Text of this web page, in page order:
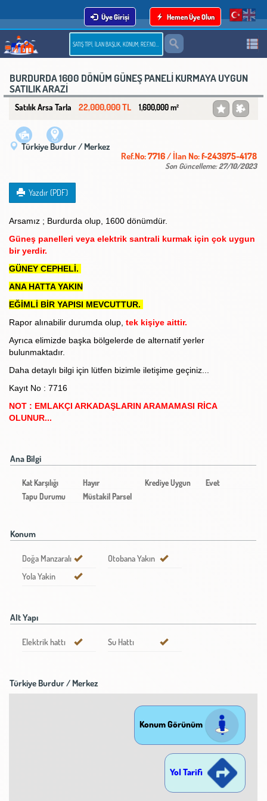
Hemen Üye Olun
Üye Girişi
BURDURDA 1600 DÖNÜM GÜNEŞ PANELİ KURMAYA UYGUN
SATILIK ARAZİ
Satılık Arsa Tarla 22,000,000 TL 1,600,000 m²
Türkiye Burdur / Merkez
Ref.No:7716/ İlan No:f-243975-4178
Son Güncelleme:27/10/2023
Yazdır (PDF)
Arsamız ; Burdurda olup, 1600 dönümdür.
Güneş panelleri veya elektrik santrali kurmak için çok uygun
bir yerdir.
GÜNEY CEPHELİ.
ANA HATTA YAKIN
EĞİMLİ BİR YAPISI MEVCUTTUR.
Rapor alınabilir durumda olup, tek kişiye aittir.
Ayrıca elimizde başka bölgelerde de alternatif yerler
bulunmaktadır.
Daha detaylı bilgi için lütfen bizimle iletişime geçiniz...
Kayıt No : 7716
NOT : EMLAKÇI ARKADAŞLARIN ARAMAMASI RİCA
OLUNUR...
Ana Bilgi
Kat Karşılığı Hayır Krediye Uygun
Evet
Tapu Durumu
Müstakil Parsel
Konum
Doğa Manzaralı
Otobana Yakın
Yola Yakin
Alt Yapı
Elektrik hattı Su Hattı
Türkiye Burdur / Merkez
Konum Görünüm
Yol Tarifi